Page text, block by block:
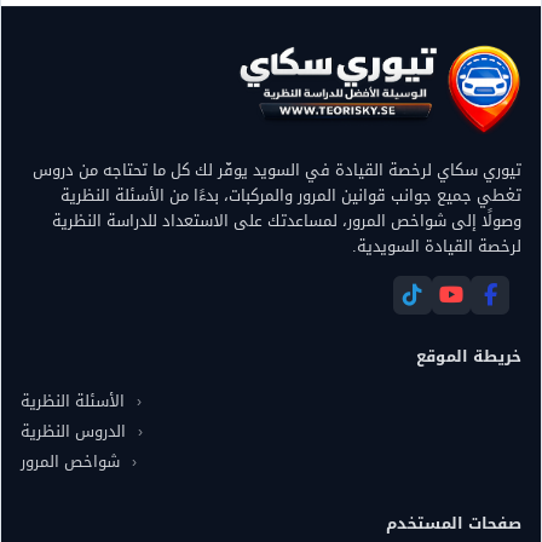
تقاطع طرق في الطريق السريع
تيوري سكاي لرخصة القيادة في السويد يوفّر لك كل ما تحتاجه من دروس
تغطي جميع جوانب قوانين المرور والمركبات، بدءًا من الأسئلة النظرية
وصولًا إلى شواخص المرور، لمساعدتك على الاستعداد للدراسة النظرية
لرخصة القيادة السويدية.
خريطة الموقع
الأسئلة النظرية
الدروس النظرية
شواخص المرور
صفحات المستخدم